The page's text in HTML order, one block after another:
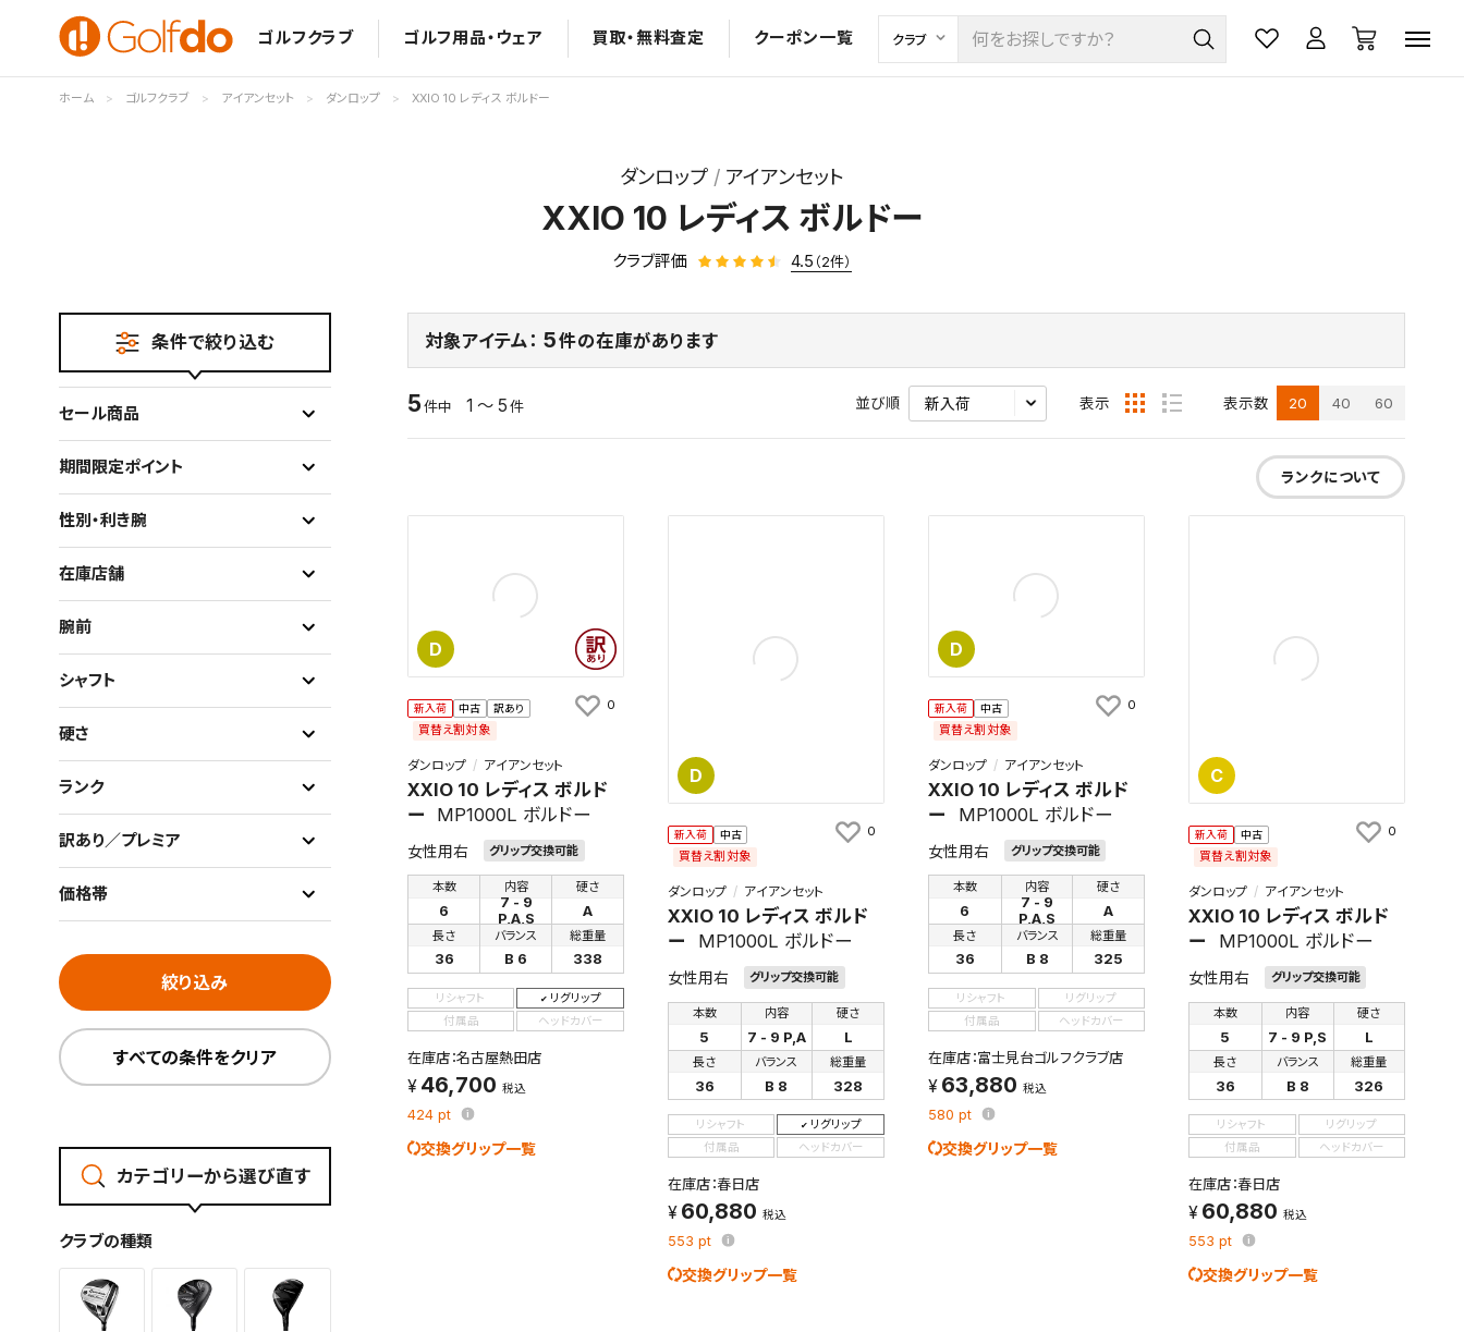
ゴルフクラブ ゴルフ用品・ウェア 買取・無料査定 クーポン一覧
ホーム ゴルフクラブ アイアンセット ダンロップ XXIO 10 レディス ボルドー
ダンロップ アイアンセット
XXIO 10 レディス ボルドー
クラブ評価 4.5 （2件）
対象アイテム： 5件の在庫があります
5 件中 1 ～ 5 件 並び順 表示 表示数 20 40 60
ランクについて
D
新入荷 中古 訳あり
買替え割対象
ダンロップ アイアンセット
XXIO 10 レディス ボルド
ー
MP1000L ボルドー
女性用右 グリップ交換可能
本数
6
内容
7 - 9
P,A,S
硬さ
A
長さ
36
バランス
B 6
総重量
338
リシャフト
リグリップ
付属品
ヘッドカバー
在庫店：名古屋熱田店
46,700 税込
424 pt
交換グリップ一覧
0
D
新入荷 中古
買替え割対象
ダンロップ アイアンセット
XXIO 10 レディス ボルド
ー
MP1000L ボルドー
女性用右 グリップ交換可能
本数
5
内容
7 - 9 P,A
硬さ
L
長さ
36
バランス
B 8
総重量
328
リシャフト
リグリップ
付属品
ヘッドカバー
在庫店：春日店
60,880 税込
553 pt
交換グリップ一覧
0
D
新入荷 中古
買替え割対象
ダンロップ アイアンセット
XXIO 10 レディス ボルド
ー
MP1000L ボルドー
女性用右 グリップ交換可能
本数
6
内容
7 - 9
P,A,S
硬さ
A
長さ
36
バランス
B 8
総重量
325
リシャフト
リグリップ
付属品
ヘッドカバー
在庫店：富士見台ゴルフクラブ店
63,880 税込
580 pt
交換グリップ一覧
0
C
新入荷 中古
買替え割対象
ダンロップ アイアンセット
XXIO 10 レディス ボルド
ー
MP1000L ボルドー
女性用右 グリップ交換可能
本数
5
内容
7 - 9 P,S
硬さ
L
長さ
36
バランス
B 8
総重量
326
リシャフト
リグリップ
付属品
ヘッドカバー
在庫店：春日店
60,880 税込
553pt
交換グリップ一覧
0
条件で絞り込む
セール商品
期間限定ポイント
性別・利き腕
在庫店舗
腕前
シャフト
硬さ
ランク
訳あり／プレミア
価格帯
絞り込み
すべての条件をクリア
カテゴリーから選び直す
クラブの種類